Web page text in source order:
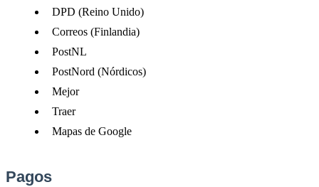
DPD (Reino Unido)
Correos (Finlandia)
PostNL
PostNord (Nórdicos)
Mejor
Traer
Mapas de Google
Pagos